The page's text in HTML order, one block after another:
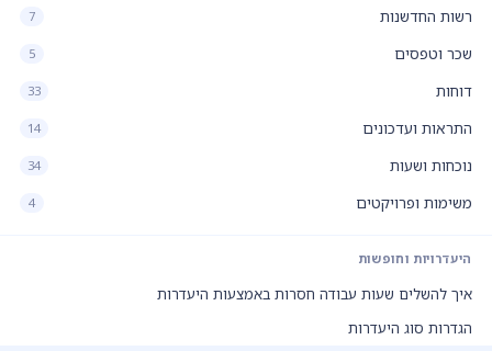
רשות החדשנות 7
שכר וטפסים 5
דוחות 33
התראות ועדכונים 14
נוכחות ושעות 34
משימות ופרויקטים 4
היעדרויות וחופשות
איך להשלים שעות עבודה חסרות באמצעות היעדרות
הגדרות סוג היעדרות